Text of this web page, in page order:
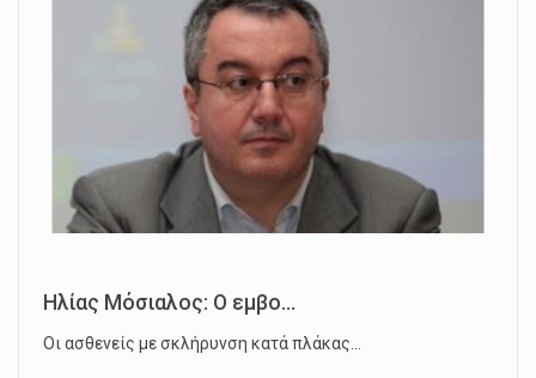
Ηλίας Μόσιαλος: Ο εμβο...
Οι ασθενείς με σκλήρυνση κατά πλάκας…